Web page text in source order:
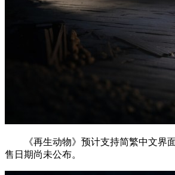
《再生动物》预计支持简繁中文界
售日期尚未公布。